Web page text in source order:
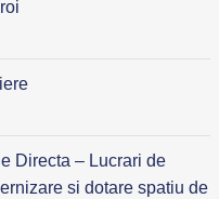
Directa – Lucrari de
si dotare spatiu de